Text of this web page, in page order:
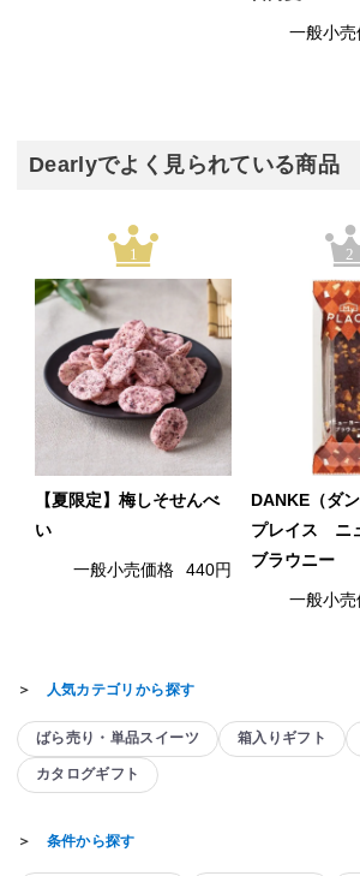
一般小売
Dearlyでよく見られている商品
1
【夏限定】梅しそせんべ
い
一般小売価格 440円
2
DANKE（ダ
プレイス ニ
ブラウニー
一般小売
＞ 人気カテゴリから探す
ばら売り・単品スイーツ 箱入りギフト
カタログギフト
＞ 条件から探す